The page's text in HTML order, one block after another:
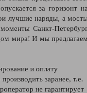
за горизонт
лучшие наряды, а
Санкт-
мира! И мы
и оплату
заранее, т.е.
не гарантирует